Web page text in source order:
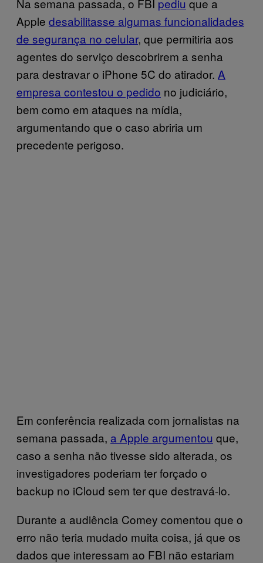
Apple desabilitasse algumas funcionalidades
de segurança no celular, que permitiria aos
agentes do serviço descobrirem a senha
para destravar o iPhone 5C do atirador. A
empresa contestou o pedido no judiciário,
bem como em ataques na mídia,
argumentando que o caso abriria um
precedente perigoso.
Em conferência realizada com jornalistas na
semana passada, a Apple argumentou que,
caso a senha não tivesse sido alterada, os
investigadores poderiam ter forçado o
backup no iCloud sem ter que destravá-lo.
Durante a audiência Comey comentou que o
erro não teria mudado muita coisa, já que os
dados que interessam ao FBI não estariam